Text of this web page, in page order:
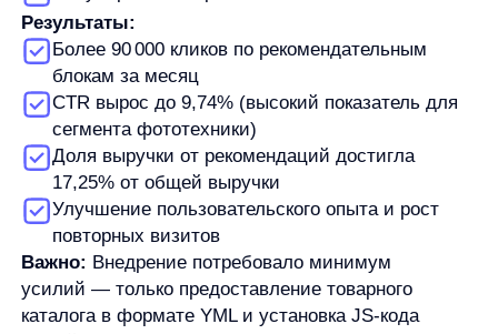
Важно:Простая JS-интеграция позволила быстро
внедрить решение без серьезных изменений в IT-
инфраструктуре магазина.
Кейс 3:Сеть магазинов косметики
«Золотое Яблоко»
Было:Использование решения от мирового
лидера рекомендательных систем, которое
пришлось заменить из-за прекращения
сотрудничества в 2023 году. Требовалось
сохранить и улучшить существующие показатели.
После JS-интеграции anyRecs были
переработаны блоки рекомендаций:
Похожие товары
Кросс-сейл